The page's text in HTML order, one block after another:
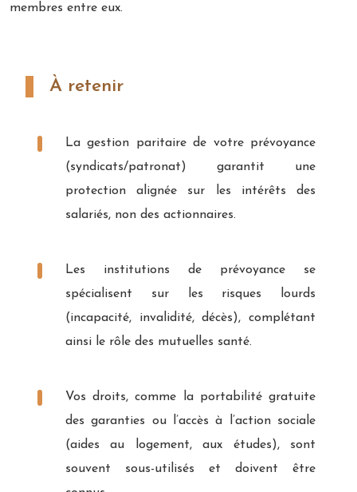
membres entre eux.
À retenir
La gestion paritaire de votre prévoyance
(syndicats/patronat) garantit une
protection alignée sur les intérêts des
salariés, non des actionnaires.
Les institutions de prévoyance se
spécialisent sur les risques lourds
(incapacité, invalidité, décès), complétant
ainsi le rôle des mutuelles santé.
Vos droits, comme la portabilité gratuite
des garanties ou l’accès à l’action sociale
(aides au logement, aux études), sont
souvent sous-utilisés et doivent être